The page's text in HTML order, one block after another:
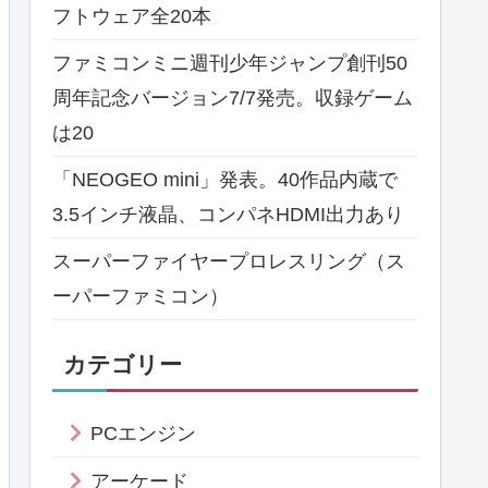
フトウェア全20本
ファミコンミニ週刊少年ジャンプ創刊50
周年記念バージョン7/7発売。収録ゲーム
は20
「NEOGEO mini」発表。40作品内蔵で
3.5インチ液晶、コンパネHDMI出力あり
スーパーファイヤープロレスリング（ス
ーパーファミコン）
カテゴリー
PCエンジン
アーケード